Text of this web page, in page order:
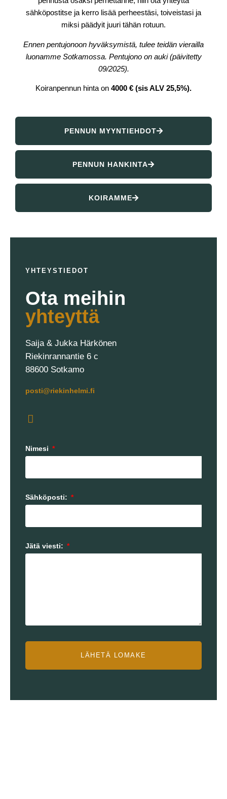
sähköpostitse ja kerro lisää perheestäsi, toiveistasi ja
miksi päädyit juuri tähän rotuun.
Ennen pentujonoon hyväksymistä, tulee teidän vierailla
luonamme Sotkamossa. Pentujono on auki (päivitetty
09/2025).
Koiranpennun hinta on 4000 € (sis ALV 25,5%).
PENNUN MYYNTIEHDOT
PENNUN HANKINTA
KOIRAMME
YHTEYSTIEDOT
Ota meihin
yhteyttä
Saija & Jukka Härkönen
Riekinrannantie 6 c
88600 Sotkamo
posti@riekinhelmi.fi
Nimesi
Sähköposti:
Jätä viesti:
LÄHETÄ LOMAKE